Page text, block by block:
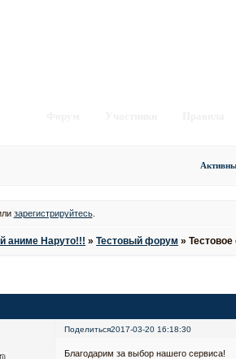
зарегистрируйтесь.
аниме Наруто!!! »Тестовый форум »
Поделиться2017-03-20 16:18:30
Благодарим за выбор нашего сервиса!